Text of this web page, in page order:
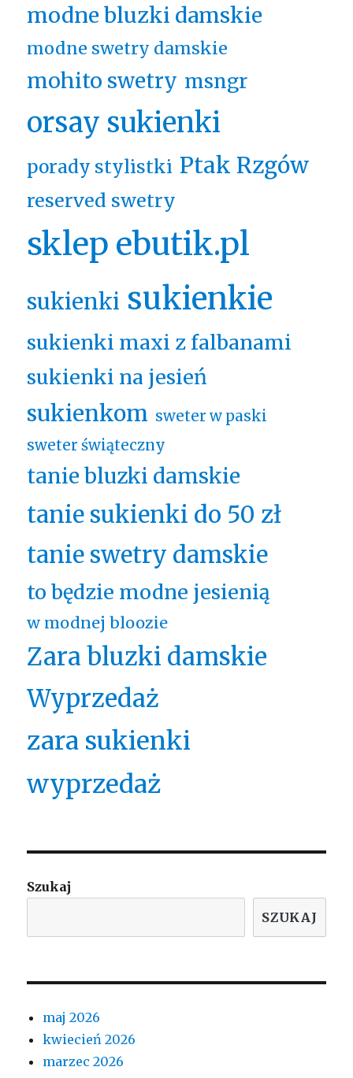
modne bluzki damskie
modne swetry damskie
mohito swetry msngr
orsay sukienki
porady stylistki Ptak Rzgów
reserved swetry
sklep ebutik.pl
sukienki sukienkie
sukienki maxi z falbanami
sukienki na jesień
sukienkom sweter w paski
sweter świąteczny
tanie bluzki damskie
tanie sukienki do 50 zł
tanie swetry damskie
to będzie modne jesienią
w modnej bloozie
Zara bluzki damskie
Wyprzedaż
zara sukienki
wyprzedaż
Szukaj
SZUKAJ
maj 2026
kwiecień 2026
marzec 2026